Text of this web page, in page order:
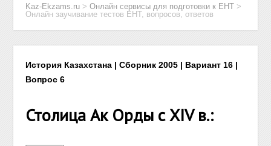
Kaz-Ekzams.ru >Онлайн сервисы для подготовки к ЕНТ >
Онлайн заучивание тестов ЕНТ, вопросов, ответов
История Казахстана | Сборник 2005 | Вариант 16 |
Вопрос 6
Столица Ак Орды с XIV в.: